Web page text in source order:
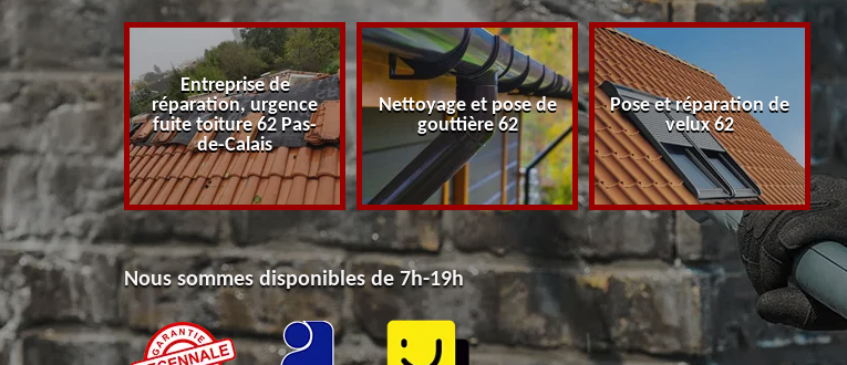
Pas-de-
Entreprise de
réparation, urgence
fuite toiture 62 Pas-
de-Calais
Nettoyage et pose de
gouttière 62
Pose et réparation de
velux 62
Nous sommes disponibles de 7h-19h